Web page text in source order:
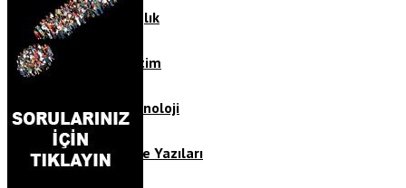
Sağlık
Eğitim
Teknoloji
Köşe Yazıları